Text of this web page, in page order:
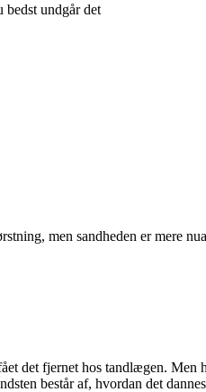
bedst undgår det
men sandheden er mere
det fjernet hos tandlægen.
består af, hvordan det